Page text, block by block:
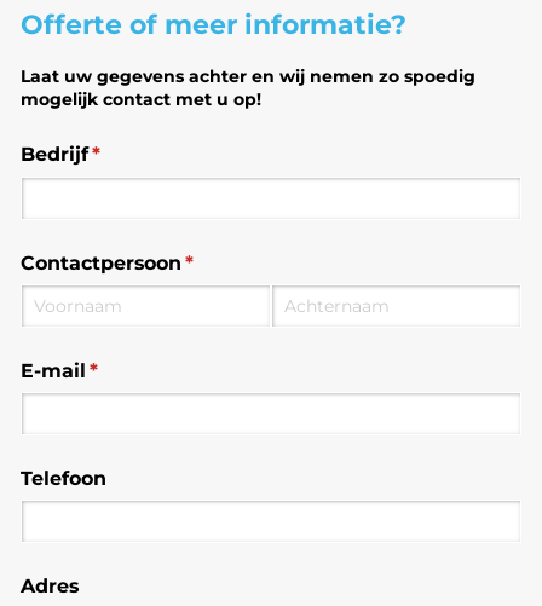
Offerte of meer informatie?
Laat uw gegevens achter en wij nemen zo spoedig
mogelijk contact met u op!
Bedrijf*
(is vereist)
Contactpersoon *
(is vereist)
E-mail *
(is vereist)
Telefoon
Adres